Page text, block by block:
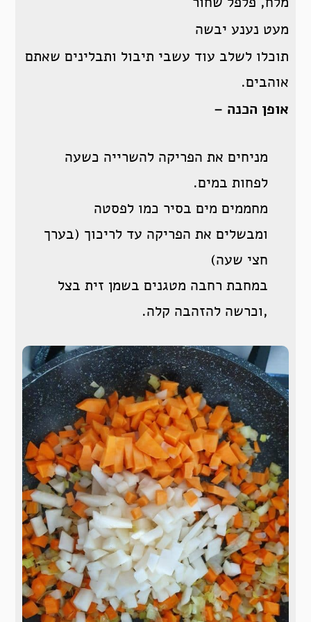
מעט נענע יבשה
תוכלו לשלב עוד עשבי תיבול ותבלינים שאתם
אוהבים.
אופן הכנה –
מניחים את הפריקה להשרייה כשעה
לפחות במים.
מחממים מים בסיר כמו לפסטה
ומבשלים את הפריקה עד לריכוך (בערך
חצי שעה)
במחבת רחבה מטגנים בשמן זית בצל
,וכרשה להזהבה קלה.